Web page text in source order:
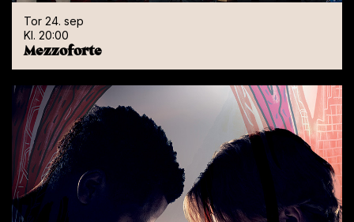
Nøtterøy Kulturhus
Tinghaugv. 14, 3140 Nøtterøy
Se i google maps
Billetter:33 06 77 20
Følg oss:
Instagram
Facebook
Tor 24. sep
Kl. 20:00
Mezzoforte
Cookie-policy